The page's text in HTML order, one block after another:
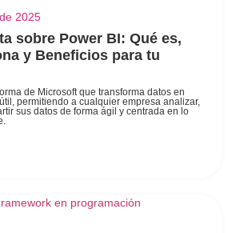
2025
sobre Power BI: Qué es,
y Beneficios para tu
de Microsoft que transforma datos en
permitiendo a cualquier empresa analizar,
sus datos de forma ágil y centrada en lo